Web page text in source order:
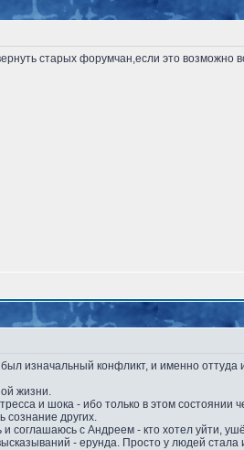
старых форумчан,если это возможно
изначальный конфликт, и именно оттуда
жизни.
и шока - ибо только в этом состоянии
сознание других.
и соглашаюсь с Андреем - кто хотел уйти,
- ерунда. Просто у людей стала